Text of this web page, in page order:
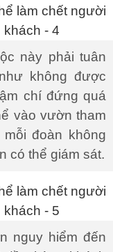
này phải tuân
không được
chí đứng quá
vào vườn tham
đoàn không
có thể giám sát.
nguy hiểm đến